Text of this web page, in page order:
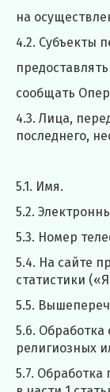
на
4.2. Субъекты
сообщать
4.3. Лица,
последнего,
5.1. Имя.
5.2.
5.3. Номер
5.4. На сайте
статистики
5.5.
5.6.
религиозных
5.7.